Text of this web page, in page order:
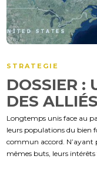
STRATEGIE
DOSSIER :
DES
Longtemps unis face au
leurs populations du bien
commun accord. N’ayant
mêmes buts, leurs